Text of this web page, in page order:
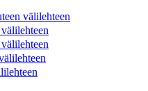
välilehteen